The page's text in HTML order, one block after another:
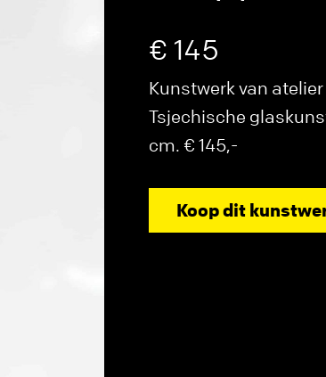
€ 145
Kunstwerk van
Tsjechische
cm. € 145,-
Koop dit